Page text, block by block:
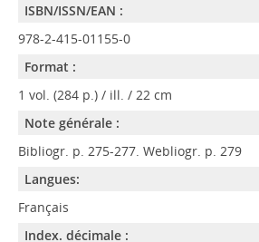
ISBN/ISSN/EAN :
978-2-415-01155-0
Format :
1 vol. (284 p.) / ill. / 22 cm
Note générale :
Bibliogr. p. 275-277. Webliogr. p. 279
Langues:
Français
Index. décimale :